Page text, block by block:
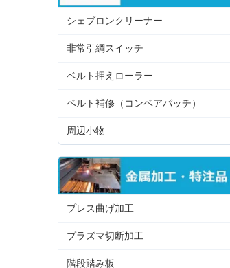
シェブロンクリーナー
非常引綱スイッチ
ベルト押えローラー
ベルト補修（コンベアパッチ）
周辺小物
プレス曲げ加工
プラズマ切断加工
階段踏み板